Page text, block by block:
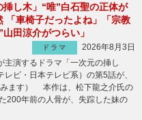
挿し木」“唯”白石聖の正体が
「車椅子だったよね」「宗教
田涼介がつらい」
ドラマ
2026年8月3日
演するドラマ「一次元の挿し
レビ・日本テレビ系）の第5話が、
ます） 本作は、松下龍之介氏の
200年前の人骨が、失踪した妹の